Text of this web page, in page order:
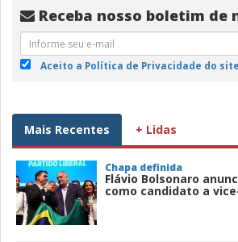
Receba nosso boletim de
Aceito a Política de Privacidade do site
Mais Recentes + Lidas
Chapa definida
Flávio Bolsonaro
como candidato a